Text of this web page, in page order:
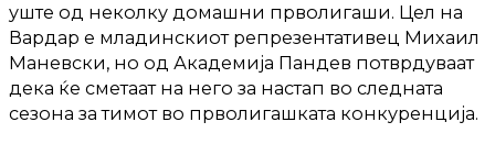
уште од неколку домашни прволигаши. Цел на
Вардар е младинскиот репрезентативец Михаил
Маневски, но од Академија Пандев потврдуваат
дека ќе сметаат на него за настап во следната
сезона за тимот во прволигашката конкуренција.